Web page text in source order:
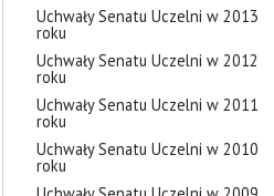
Uchwały Senatu Uczelni w 2013
roku
Uchwały Senatu Uczelni w 2012
roku
Uchwały Senatu Uczelni w 2011
roku
Uchwały Senatu Uczelni w 2010
roku